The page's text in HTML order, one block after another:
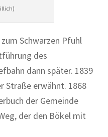
Schwarzen Pfuhl
des
dann später. 1839
Straße erwähnt. 1868
der Gemeinde
der den Bökel mit